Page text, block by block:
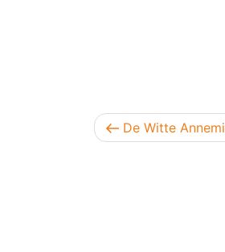
Vorig bericht
De Witte